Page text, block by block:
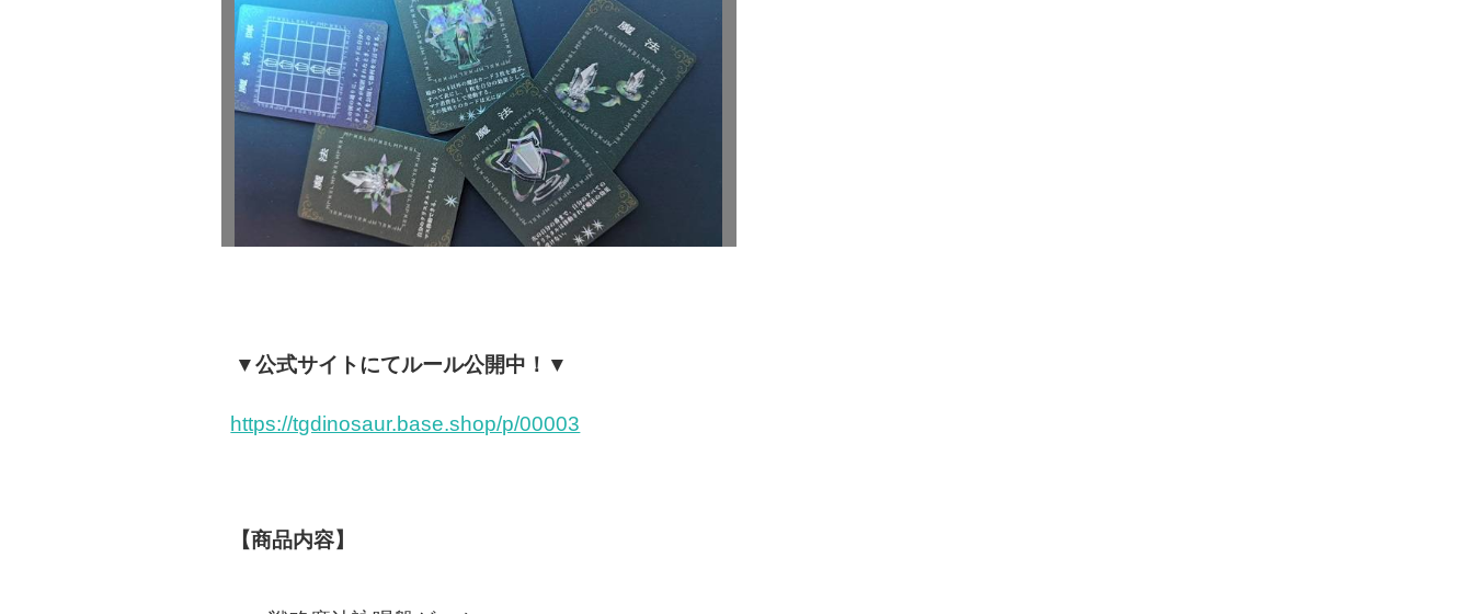
▼公式サイトにてルール公開中！▼
https://tgdinosaur.base.shop/p/00003
【商品内容】